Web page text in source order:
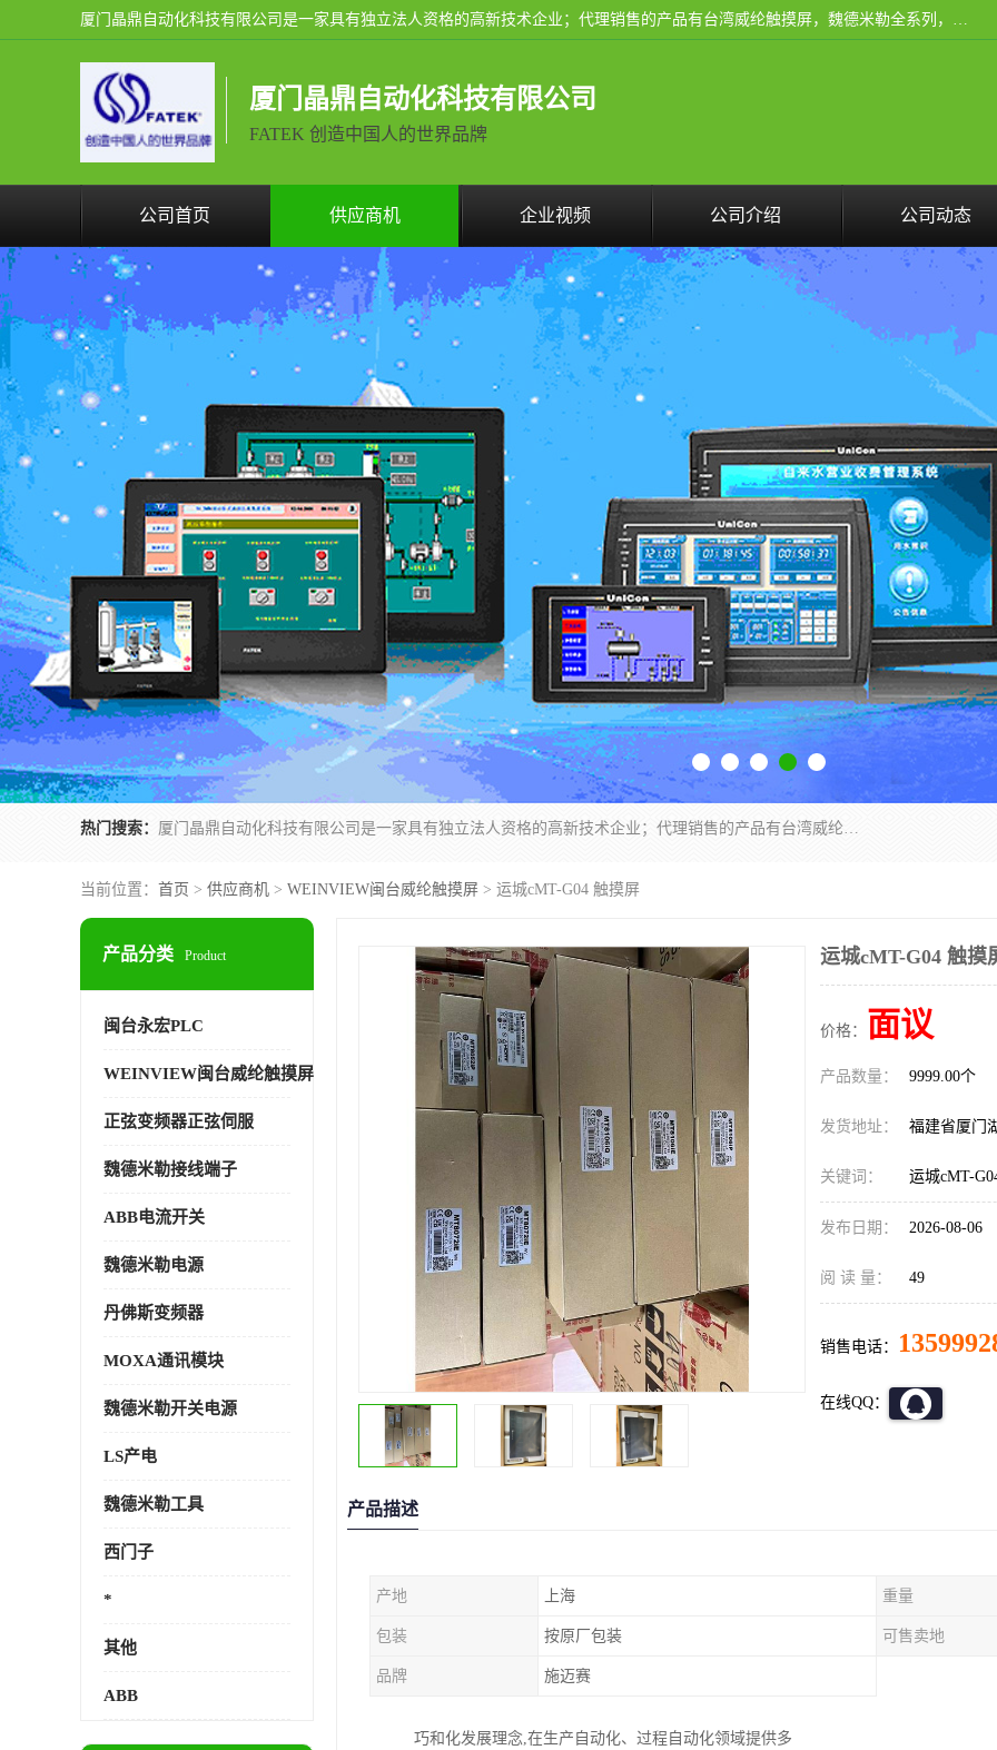
厦门晶鼎自动化科技有限公司是一家具有独立法人资格的高新技术企业；代理销售的产品有台湾威纶触摸屏，魏德米勒全系列，永宏触摸屏,威纶触摸屏,台湾威纶weinview触摸屏,台湾永宏PLC，FATEK,永宏伺服,图儿克总线，施耐德，欧姆龙，西门子，富士变频，K&N蓝系列， BUSSMANN，松下变频器，丹佛斯变频器等。
厦门晶鼎自动化科技有限公司
FATEK 创造中国人的世界品牌
公司首页 供应商机 企业视频 公司介绍 公司动态
热门搜索： 厦门晶鼎自动化科技有限公司是一家具有独立法人资格的高新技术企业；代理销售的产品有台湾威纶触摸屏，魏德米勒全系列，永宏触摸屏,威纶触摸屏,台湾威纶weinview触摸屏,台湾永宏PLC，FATEK,永宏伺服,图儿克总线，施耐德，欧姆龙，西门子，富士变频，K&N蓝系列， BUSSMANN，松下变频器，丹佛斯变频器等。
当前位置： 首页 > 供应商机 > WEINVIEW闽台威纶触摸屏 > 运城cMT-G04 触摸屏
产品分类 Product
闽台永宏PLC
WEINVIEW闽台威纶触摸屏
正弦变频器正弦伺服
魏德米勒接线端子
ABB电流开关
魏德米勒电源
丹佛斯变频器
MOXA通讯模块
魏德米勒开关电源
LS产电
魏德米勒工具
西门子
*
其他
ABB
运城cMT-G04 触摸
价格： 面议
产品数量： 9999.00个
发货地址： 福建省厦门
关键词： 运城cMT-
发布日期： 2026-08-06
阅 读 量： 49
销售电话：
在线QQ：
产品描述
产地 上海 重量
包装 按原厂包装 可售卖地
品牌 施迈赛
巧和化发展理念,在生产自动化、过程自动化领域提供多